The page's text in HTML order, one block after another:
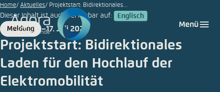
Zum
Hauptinhalt
gehen
Menü
Home Aktuelles Projektstart: Bidirektionales...
Dieser Inhalt ist auch verfügbar auf: Englisch
Format
Meldung
Date
17. Juli 2025
Projektstart: Bidirektionales
Laden für den Hochlauf der
Elektromobilität
Login
Melden Sie sich an um ..., ... und ... zu verwalten.
Benutzername *
Sprache auswählen
Deutsch
Agora Think Tanks
Erscheinungsbild der Webseite
Diese Webseite passt ihr Farbschema basierend
auf Ihren Einstellungen an. Wählen Sie aus,
welches Farbschema Sie für diese Webseite
verwenden möchten.